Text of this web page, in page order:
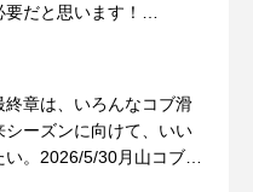
だと思います！
終章は、いろんなコブ滑
シーズンに向けて、いい
い。2026/5/30月山コブレ